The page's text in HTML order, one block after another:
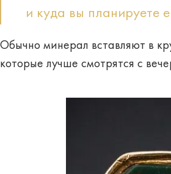
и куда вы планируете
Обычно минерал вставляют в
которые лучше смотрятся с